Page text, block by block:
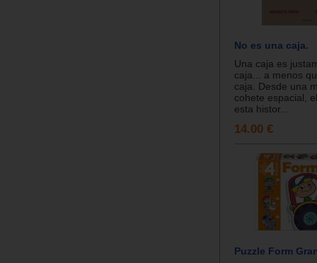
No es una caja.
Una caja es
caja... a menos
caja. Desde una
cohete espacial,
esta histor...
14.00 €
Puzzle Form